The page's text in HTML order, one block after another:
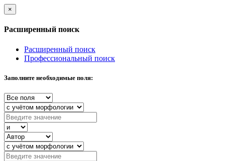
×
Расширенный поиск
Расширенный поиск
Профессиональный поиск
Заполните необходимые поля: